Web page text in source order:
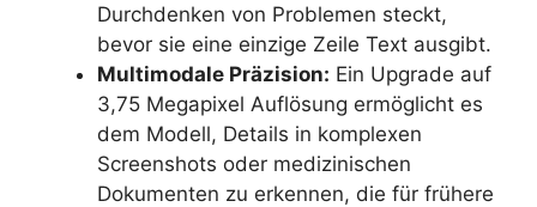
Durchdenken von Problemen steckt,
bevor sie eine einzige Zeile Text ausgibt.
Multimodale Präzision: Ein Upgrade auf
3,75 Megapixel Auflösung ermöglicht es
dem Modell, Details in komplexen
Screenshots oder medizinischen
Dokumenten zu erkennen, die für frühere